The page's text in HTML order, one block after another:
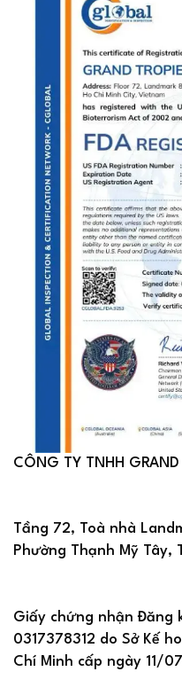
CÔNG TY TNHH GRAND
Tầng 72, Toà nhà
Phường Thạnh Mỹ Tây,
Giấy chứng nhận Đăng
0317378312 do Sở Kế
Chí Minh cấp ngày 11/